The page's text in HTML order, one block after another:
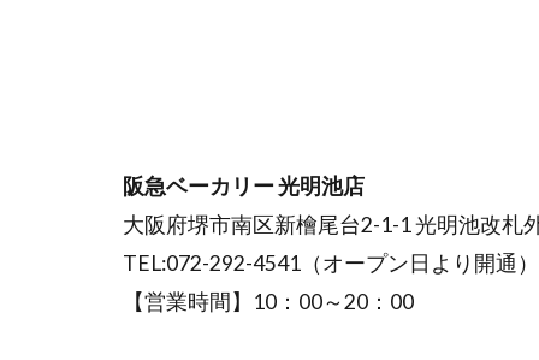
阪急ベーカリー 光明池店
大阪府堺市南区新檜尾台2-1-1 光明池改札
TEL:072-292-4541（オープン日より開通）
【営業時間】10：00～20：00